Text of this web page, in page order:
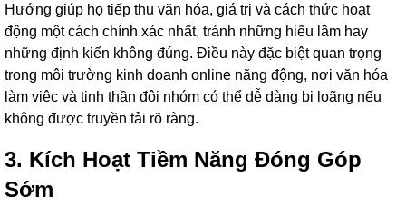
Hướng giúp họ tiếp thu văn hóa, giá trị và cách thức hoạt
động một cách chính xác nhất, tránh những hiểu lầm hay
những định kiến không đúng. Điều này đặc biệt quan trọng
trong môi trường kinh doanh online năng động, nơi văn hóa
làm việc và tinh thần đội nhóm có thể dễ dàng bị loãng nếu
không được truyền tải rõ ràng.
3. Kích Hoạt Tiềm Năng Đóng Góp
Sớm